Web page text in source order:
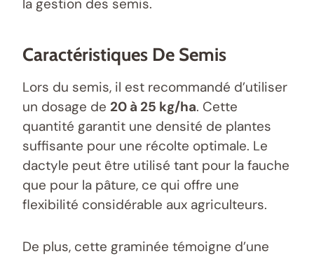
la gestion des semis.
Caractéristiques De Semis
Lors du semis, il est recommandé d’utiliser
un dosage de 20 à 25 kg/ha. Cette
quantité garantit une densité de plantes
suffisante pour une récolte optimale. Le
dactyle peut être utilisé tant pour la fauche
que pour la pâture, ce qui offre une
flexibilité considérable aux agriculteurs.
De plus, cette graminée témoigne d’une